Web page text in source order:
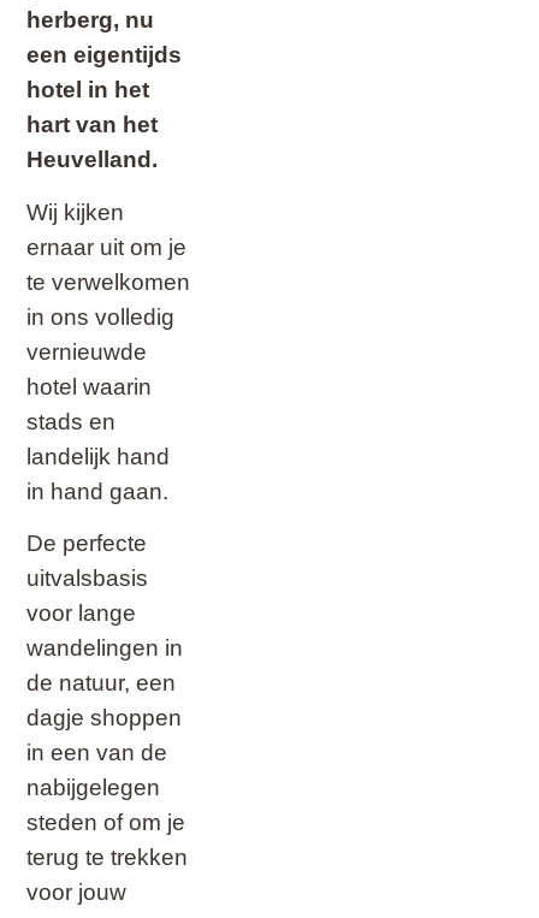
herberg, nu
een eigentijds
hotel in het
hart van het
Heuvelland.
Wij kijken
ernaar uit om je
te verwelkomen
in ons volledig
vernieuwde
hotel waarin
stads en
landelijk hand
in hand gaan.
De perfecte
uitvalsbasis
voor lange
wandelingen in
de natuur, een
dagje shoppen
in een van de
nabijgelegen
steden of om je
terug te trekken
voor jouw